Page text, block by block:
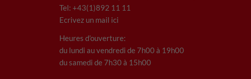
Tel: +43(1)892 11 11
Ecrivez un mail ici
Heures d’ouverture:
du lundi au vendredi de 7h00 à 19h00
du samedi de 7h30 à 15h00